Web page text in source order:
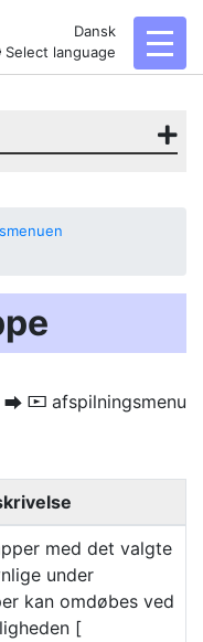
Dansk
Select language
U D afspilningsmenu
med det valgte
under
kan omdøbes ved
[